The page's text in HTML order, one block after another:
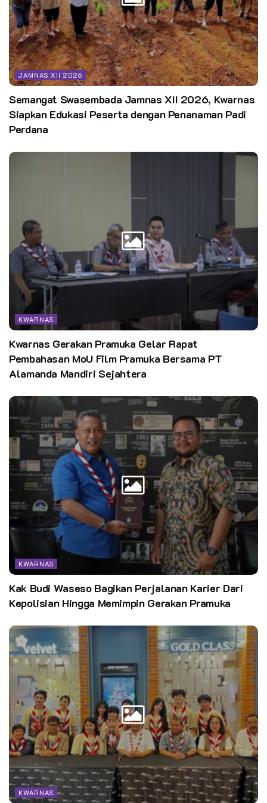
Beberapa jenis Kegiatan Perkemahan Pramuka Madrasah
Nasional terdiri dari :
1.Kegiatan di dalam Perkemahan:
Keagamaan
Olahraga
Kebersihan, Kerapian dan Ketertiban
Anjangsana
Festival Kuliner
2.Kegiatan Rotasi
Kegiatan Spiritualitas
Kegiatan Pengembangan Diri
Kegiatan Teknologi
Kegiatan Tantangan dan Keterampilan
Kegiatan Kegiatan Khusus
Kegiatan Petualangan Air
Kegiatan Seni Budaya
Kegiatan Kewirausahaan Global
Kegiatan Wisata
Kegiatan Giat Prestasi
3.Kegiatan Non Rotasi
Penampilan Budaya
Jumpa Tokoh/Artis
Api Unggun
4.Kegiatan Anggota Dewasa (Pinkon dan Bindamping)
Dinamika Kelompok
Diskusi
Indaba
Lokakarya
Wisata Edukasi
Pewarta: Mara
Editor: Pusdatin Kwarnas
Kata Kunci:
JAMNAS XII 2026
Semangat Swasembada Jamnas XII 2026, Kwarnas
Siapkan Edukasi Peserta dengan Penanaman Padi
Perdana
KWARNAS
Kwarnas Gerakan Pramuka Gelar Rapat
Pembahasan MoU Film Pramuka Bersama PT
Alamanda Mandiri Sejahtera
KWARNAS
Kak Budi Waseso Bagikan Perjalanan Karier Dari
Kepolisian Hingga Memimpin Gerakan Pramuka
KWARNAS